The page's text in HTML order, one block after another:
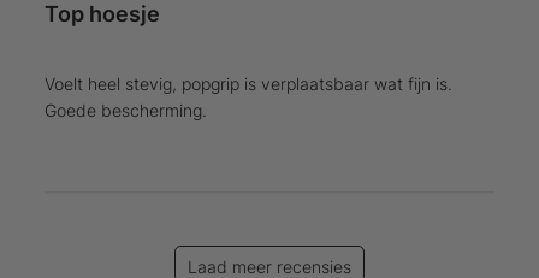
Top hoesje
Voelt heel stevig, popgrip is verplaatsbaar wat fijn is.
Goede bescherming.
Laad meer recensies